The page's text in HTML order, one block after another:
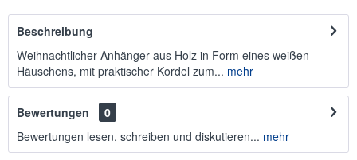
Beschreibung
Weihnachtlicher Anhänger aus Holz in Form eines weißen
Häuschens, mit praktischer Kordel zum... mehr
Bewertungen
0
Bewertungen lesen, schreiben und diskutieren... mehr